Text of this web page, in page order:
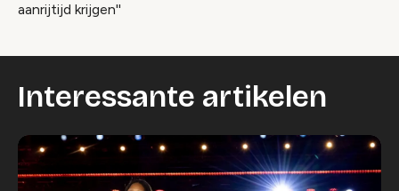
aanrijtijd krijgen''
Interessante artikelen